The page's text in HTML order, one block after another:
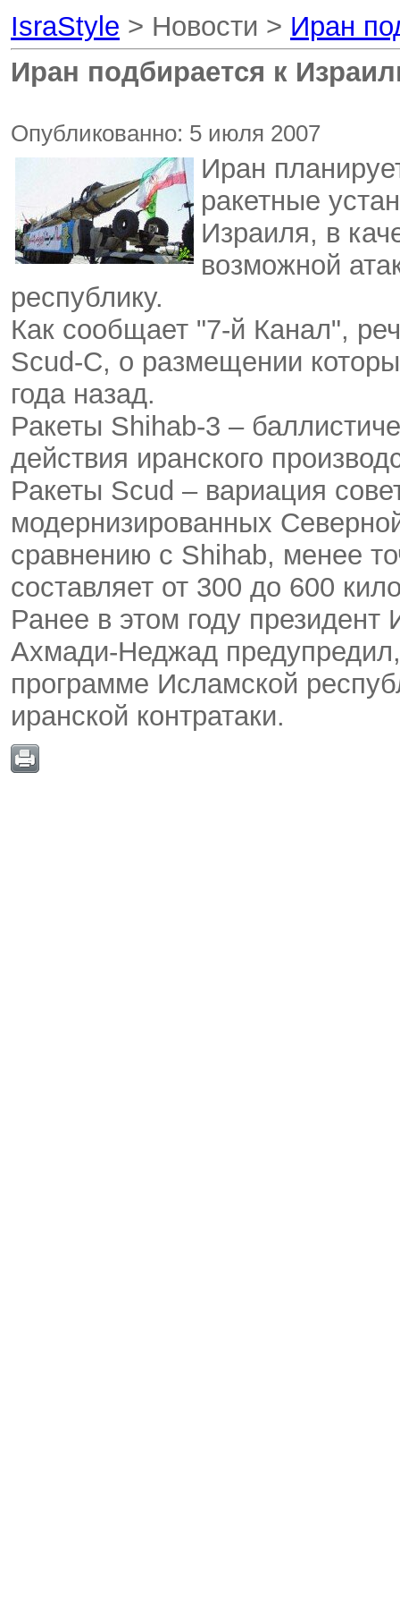
IsraStyle > Новости > Иран
Иран подбирается к
Опубликованно: 5 июля 2007
Иран
ракетные
Израиля, в
возможной
республику.
Как сообщает "7-й Канал",
Scud-C, о размещении
года назад.
Ракеты Shihab-3 –
действия иранского
Ракеты Scud – вариация
модернизированных
сравнению с Shihab, менее
составляет от 300 до 600
Ранее в этом году
Ахмади-Неджад
программе Исламской
иранской контратаки.